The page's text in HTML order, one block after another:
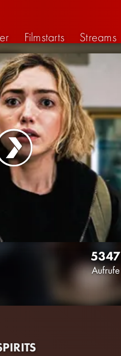
Filmstarts Streams
5347
Aufrufe